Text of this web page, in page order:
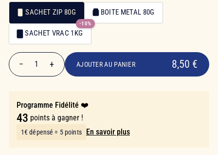
Emballage
Emballage
SACHET ZIP 80G BOITE METAL 80G
SACHET VRAC 1KG
-10%
8,50 €
− 1 + AJOUTER AU PANIER 8,50 €
Programme Fidélité ❤️
43 points à gagner !
1€ dépensé = 5 points En savoir plus